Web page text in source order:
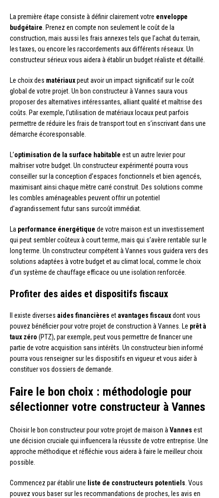
La première étape consiste à définir clairement votre enveloppe
budgétaire . Prenez en compte non seulement le coût de la
construction, mais aussi les frais annexes tels que l’achat du terrain,
les taxes, ou encore les raccordements aux différents réseaux. Un
constructeur sérieux vous aidera à établir un budget réaliste et détaillé.
Le choix des matériauxpeut avoir un impact significatif sur le coût
global de votre projet. Un bon constructeur à Vannes saura vous
proposer des alternatives intéressantes, alliant qualité et maîtrise des
coûts. Par exemple, l’utilisation de matériaux locaux peut parfois
permettre de réduire les frais de transport tout en s’inscrivant dans une
démarche écoresponsable.
L’optimisation de la surface habitable est un autre levier pour
maîtriser votre budget. Un constructeur expérimenté pourra vous
conseiller sur la conception d’espaces fonctionnels et bien agencés,
maximisant ainsi chaque mètre carré construit. Des solutions comme
les combles aménageables peuvent offrir un potentiel
d’agrandissement futur sans surcoût immédiat.
La performance énergétique de votre maison est un investissement
qui peut sembler coûteux à court terme, mais qui s’avère rentable sur le
long terme. Un constructeur compétent à Vannes vous guidera vers des
solutions adaptées à votre budget et au climat local, comme le choix
d’un système de chauffage efficace ou une isolation renforcée.
Profiter des aides et dispositifs fiscaux
Il existe diverses aides financières etavantages fiscauxdont vous
pouvez bénéficier pour votre projet de construction à Vannes. Le prêt à
taux zéro (PTZ), par exemple, peut vous permettre de financer une
partie de votre acquisition sans intérêts. Un constructeur bien informé
pourra vous renseigner sur les dispositifs en vigueur et vous aider à
constituer vos dossiers de demande.
Faire le bon choix : méthodologie pour
sélectionner votre constructeur à Vannes
Choisir le bon constructeur pour votre projet de maison à Vannes est
une décision cruciale qui influencera la réussite de votre entreprise. Une
approche méthodique et réfléchie vous aidera à faire le meilleur choix
possible.
Commencez par établir une liste de constructeurs potentiels . Vous
pouvez vous baser sur les recommandations de proches, les avis en